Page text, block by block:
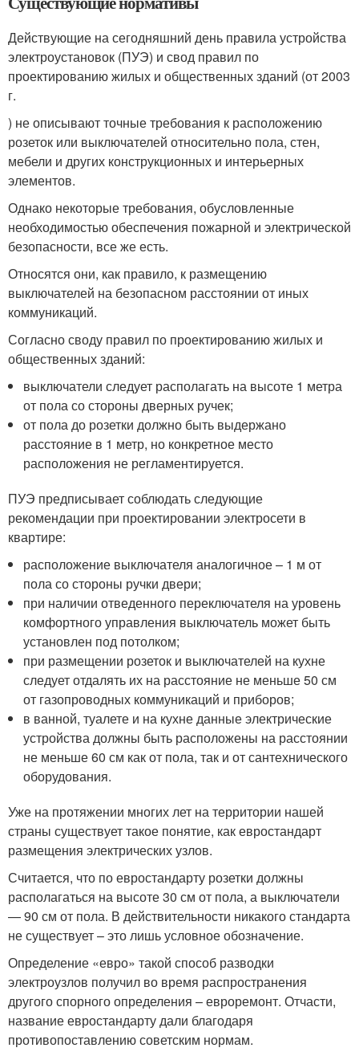
Действующие на сегодняшний день правила устройства
электроустановок (ПУЭ) и свод правил по
проектированию жилых и общественных зданий (от 2003
г.
) не описывают точные требования к расположению
розеток или выключателей относительно пола, стен,
мебели и других конструкционных и интерьерных
элементов.
Однако некоторые требования, обусловленные
необходимостью обеспечения пожарной и электрической
безопасности, все же есть.
Относятся они, как правило, к размещению
выключателей на безопасном расстоянии от иных
коммуникаций.
Согласно своду правил по проектированию жилых и
общественных зданий:
выключатели следует располагать на высоте 1 метра
от пола со стороны дверных ручек;
от пола до розетки должно быть выдержано
расстояние в 1 метр, но конкретное место
расположения не регламентируется.
ПУЭ предписывает соблюдать следующие
рекомендации при проектировании электросети в
квартире:
расположение выключателя аналогичное – 1 м от
пола со стороны ручки двери;
при наличии отведенного переключателя на уровень
комфортного управления выключатель может быть
установлен под потолком;
при размещении розеток и выключателей на кухне
следует отдалять их на расстояние не меньше 50 см
от газопроводных коммуникаций и приборов;
в ванной, туалете и на кухне данные электрические
устройства должны быть расположены на расстоянии
не меньше 60 см как от пола, так и от сантехнического
оборудования.
Уже на протяжении многих лет на территории нашей
страны существует такое понятие, как евростандарт
размещения электрических узлов.
Считается, что по евростандарту розетки должны
располагаться на высоте 30 см от пола, а выключатели
— 90 см от пола. В действительности никакого стандарта
не существует – это лишь условное обозначение.
Определение «евро» такой способ разводки
электроузлов получил во время распространения
другого спорного определения – евроремонт. Отчасти,
название евростандарту дали благодаря
противопоставлению советским нормам.